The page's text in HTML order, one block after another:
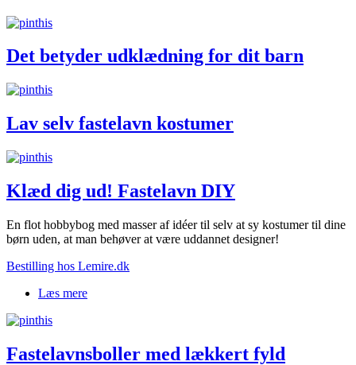
Det betyder udklædning for dit barn
Lav selv fastelavn kostumer
Klæd dig ud! Fastelavn DIY
En flot hobbybog med masser af idéer til selv at sy kostumer til dine
børn uden, at man behøver at være uddannet designer!
Bestilling hos Lemire.dk
Læs mere
Fastelavnsboller med lækkert fyld